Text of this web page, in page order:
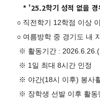
* '25.2학기 성적 없을 경
○ 직전학기 12학점 이상 이
○ 여름방학 중 경기도 내 지
※ 활동기간 : 2026.6.26.(금
※ 1일 최대 8시간 인정
※ 야간(18시 이후) 봉사활
※ 장학생 선발 이후 활동